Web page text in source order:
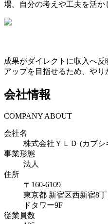
場。自分の考えや工夫を活か
成果がダイレクトに収入へ
アップを目指せるため、やり
会社情報
COMPANY ABOUT
会社名
株式会社ＹＬＤ (カブ
事業形態
法人
住所
〒 160-6109
東京都 新宿区西新宿8
ドタワー9F
従業員数